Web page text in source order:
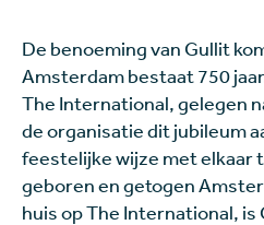
De benoeming van Gullit
Amsterdam bestaat 750
The International, gelegen
de organisatie dit jubileum
feestelijke wijze met elkaar
geboren en getogen
huis op The International,